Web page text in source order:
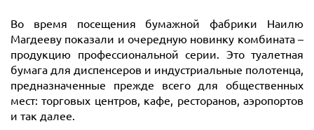
Во время посещения бумажной фабрики Наилю
Магдееву показали и очередную новинку комбината –
продукцию профессиональной серии. Это туалетная
бумага для диспенсеров и индустриальные полотенца,
предназначенные прежде всего для общественных
мест: торговых центров, кафе, ресторанов, аэропортов
и так далее.